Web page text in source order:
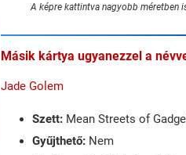
A képre kattintva nagyobb méretben
Másik kártya ugyanezzel a
Jade Golem
Szett: Mean Streets of
Gyűjthető: Nem